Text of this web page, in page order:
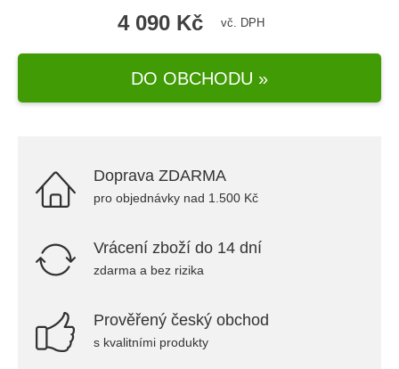
4 090 Kč vč. DPH
DO OBCHODU »
Doprava ZDARMA
pro objednávky nad 1.500 Kč
Vrácení zboží do 14 dní
zdarma a bez rizika
Prověřený český obchod
s kvalitními produkty